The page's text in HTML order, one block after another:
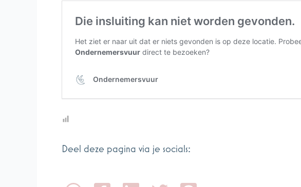
Deel deze pagina via je socials: